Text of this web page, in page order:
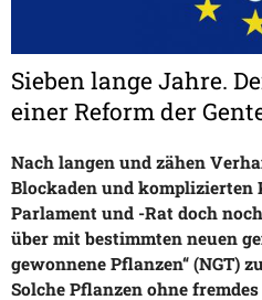
Sieben lange Jahre.
einer Reform der
Nach langen und zähen
Blockaden und komplizierten
Parlament und -Rat doch
über mit bestimmten neuen
gewonnene Pflanzen“ (NGT)
Solche Pflanzen ohne